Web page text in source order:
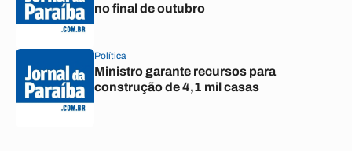
no final de outubro
Política
Ministro garante recursos para
construção de 4,1 mil casas